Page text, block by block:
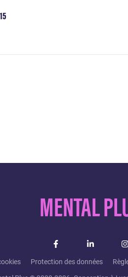
MENTAL
Protection des données